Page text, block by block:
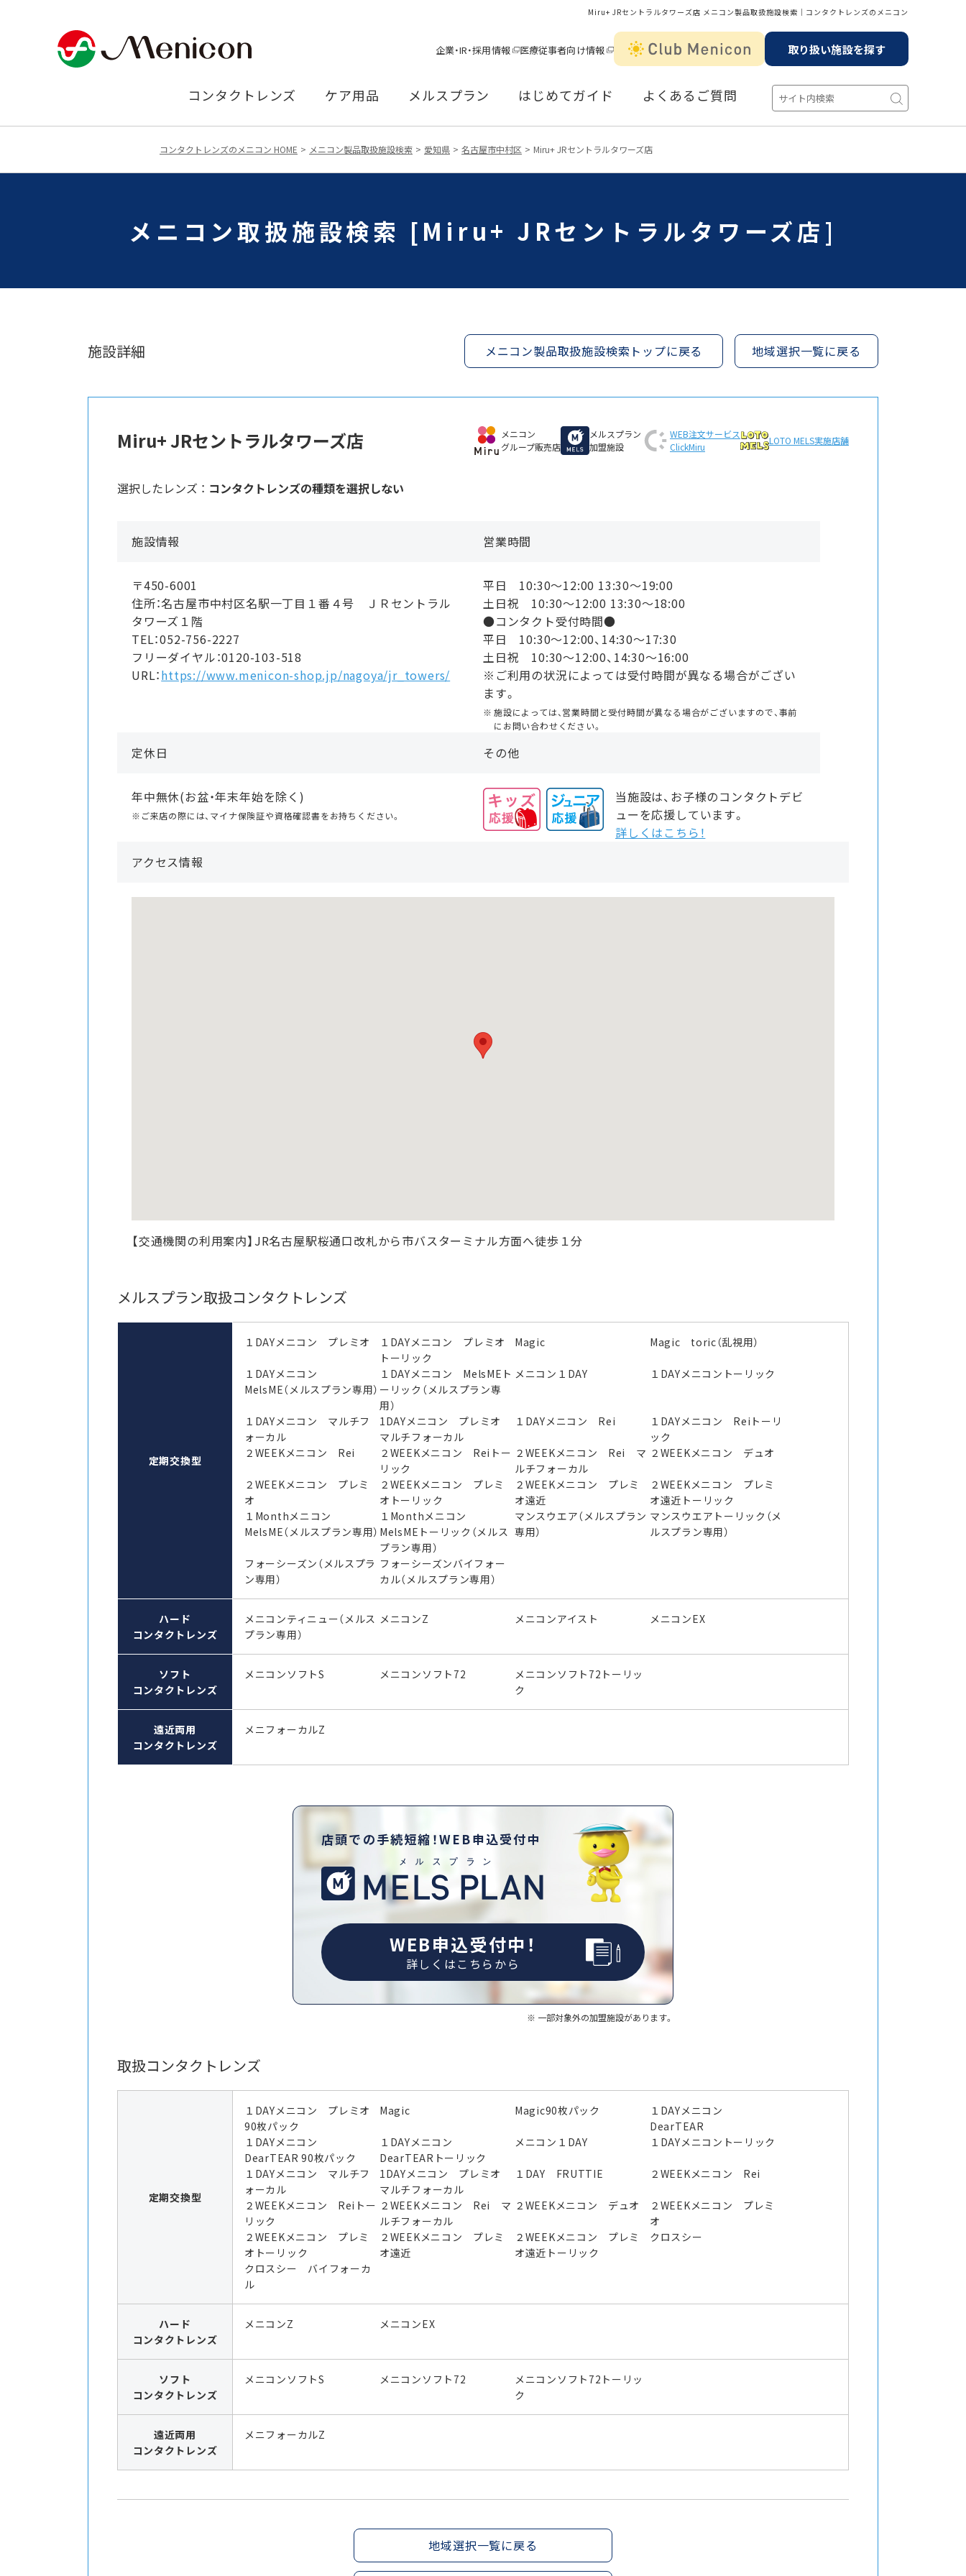
Miru+ JRセントラルタワーズ店 メニコン製品取扱施設検索│コンタクトレンズのメニコン
企業・IR・採用情報 医療従事者向け情報 取り扱い施設を探す
コンタクトレンズ ケア用品 メルスプラン はじめてガイド よくあるご質問
コンタクトレンズのメニコン HOME メニコン製品取扱施設検索 愛知県 名古屋市中村区 Miru+ JRセントラルタワーズ店
メニコン取扱施設検索 [Miru+ JRセントラルタワーズ店]
施設詳細 メニコン製品取扱施設検索トップに戻る 地域選択一覧に戻る
Miru+ JRセントラルタワーズ店
メニコン
グループ販売店
メルスプラン
加盟施設
WEB注文サービス
ClickMiru
LOTO MELS実施店舗
選択したレンズ ： コンタクトレンズの種類を選択しない
施設情報
〒450-6001
住所：名古屋市中村区名駅一丁目１番４号 ＪＲセントラル
タワーズ１階
TEL：052-756-2227
フリーダイヤル：0120-103-518
URL：https://www.menicon-shop.jp/nagoya/jr_towers/
営業時間
平日 10:30〜12:00 13:30〜19:00
土日祝 10:30〜12:00 13:30〜18:00
●コンタクト受付時間●
平日 10:30〜12:00、14:30〜17:30
土日祝 10:30〜12:00、14:30〜16:00
※ご利用の状況によっては受付時間が異なる場合がござい
ます。
施設によっては、営業時間と受付時間が異なる場合がございますので、事前
にお問い合わせください。
定休日
年中無休(お盆・年末年始を除く)
※ご来店の際には、マイナ保険証や資格確認書をお持ちください。
その他
当施設は、お子様のコンタクトデビ
ューを応援しています。
詳しくはこちら！
アクセス情報
【交通機関の利用案内】JR名古屋駅桜通口改札から市バスターミナル方面へ徒歩１分
メルスプラン取扱コンタクトレンズ
定期交換型
１DAYメニコン プレミオ
１DAYメニコン プレミオ
トーリック
Magic Magic toric（乱視用）
１DAYメニコン
MelsME（メルスプラン専用）
１DAYメニコン MelsMEト
ーリック（メルスプラン専
用）
メニコン１DAY １DAYメニコントーリック
１DAYメニコン マルチフ
ォーカル
1DAYメニコン プレミオ
マルチフォーカル
１DAYメニコン Rei
１DAYメニコン Reiトーリ
ック
２WEEKメニコン Rei
２WEEKメニコン Reiトー
リック
２WEEKメニコン Rei マ
ルチフォーカル
２WEEKメニコン デュオ
２WEEKメニコン プレミ
オ
２WEEKメニコン プレミ
オトーリック
２WEEKメニコン プレミ
オ遠近
２WEEKメニコン プレミ
オ遠近トーリック
１Monthメニコン
MelsME（メルスプラン専用）
１Monthメニコン
MelsMEトーリック（メルス
プラン専用）
マンスウエア（メルスプラン
専用）
マンスウエアトーリック（メ
ルスプラン専用）
フォーシーズン（メルスプラ
ン専用）
フォーシーズンバイフォー
カル（メルスプラン専用）
ハード
コンタクトレンズ
メニコンティニュー（メルス
プラン専用）
メニコンZ メニコンアイスト メニコンEX
ソフト
コンタクトレンズ
メニコンソフトS メニコンソフト72
メニコンソフト72トーリッ
ク
遠近両用
コンタクトレンズ
メニフォーカルZ
店頭での手続短縮！WEB申込受付中
WEB申込受付中！
詳しくはこちらから
一部対象外の加盟施設があります。
取扱コンタクトレンズ
定期交換型
１DAYメニコン プレミオ
90枚パック
Magic Magic90枚パック
１DAYメニコン
DearTEAR
１DAYメニコン
DearTEAR 90枚パック
１DAYメニコン
DearTEARトーリック
メニコン１DAY １DAYメニコントーリック
１DAYメニコン マルチフ
ォーカル
1DAYメニコン プレミオ
マルチフォーカル
１DAY FRUTTIE ２WEEKメニコン Rei
２WEEKメニコン Reiトー
リック
２WEEKメニコン Rei マ
ルチフォーカル
２WEEKメニコン デュオ
２WEEKメニコン プレミ
オ
２WEEKメニコン プレミ
オトーリック
２WEEKメニコン プレミ
オ遠近
２WEEKメニコン プレミ
オ遠近トーリック
クロスシー
クロスシー バイフォーカ
ル
ハード
コンタクトレンズ
メニコンZ メニコンEX
ソフト
コンタクトレンズ
メニコンソフトS メニコンソフト72
メニコンソフト72トーリッ
ク
遠近両用
コンタクトレンズ
メニフォーカルZ
地域選択一覧に戻る